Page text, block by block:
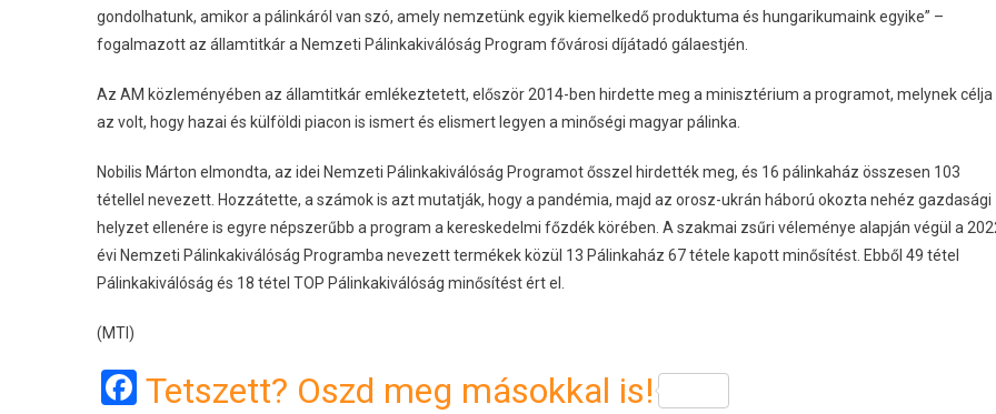
gondolhatunk, amikor a pálinkáról van szó, amely nemzetünk egyik kiemelkedő produktuma és hungarikumaink egyike” –
fogalmazott az államtitkár a Nemzeti Pálinkakiválóság Program fővárosi díjátadó gálaestjén.
Az AM közleményében az államtitkár emlékeztetett, először 2014-ben hirdette meg a minisztérium a programot, melynek célja
az volt, hogy hazai és külföldi piacon is ismert és elismert legyen a minőségi magyar pálinka.
Nobilis Márton elmondta, az idei Nemzeti Pálinkakiválóság Programot ősszel hirdették meg, és 16 pálinkaház összesen 103
tétellel nevezett. Hozzátette, a számok is azt mutatják, hogy a pandémia, majd az orosz-ukrán háború okozta nehéz gazdasági
helyzet ellenére is egyre népszerűbb a program a kereskedelmi főzdék körében. A szakmai zsűri véleménye alapján végül a
évi Nemzeti Pálinkakiválóság Programba nevezett termékek közül 13 Pálinkaház 67 tétele kapott minősítést. Ebből 49 tétel
Pálinkakiválóság és 18 tétel TOP Pálinkakiválóság minősítést ért el.
(MTI)
Facebook
Tetszett? Oszd meg másokkal is!